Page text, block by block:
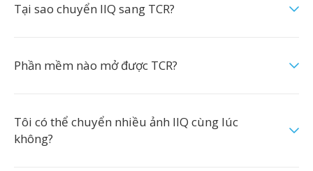
Tại sao chuyển IIQ sang TCR?
Phần mềm nào mở được TCR?
Tôi có thể chuyển nhiều ảnh IIQ cùng lúc
không?